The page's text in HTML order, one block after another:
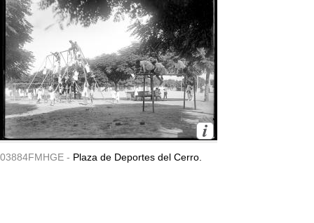
03884FMHGE - Plaza de Deportes del Cerro.